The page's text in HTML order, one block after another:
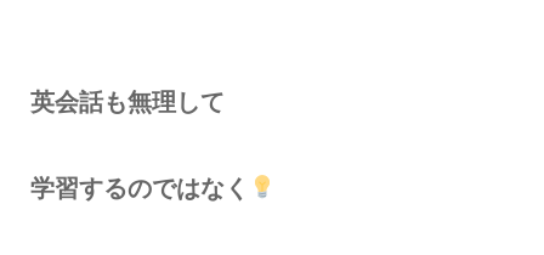
英会話も無理して
学習するのではなく